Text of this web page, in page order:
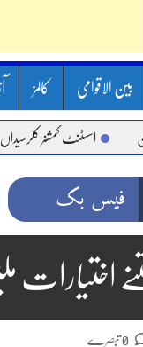
بین الاقوامی کالمز
اسسٹنٹ کمشنر کلرسیداں سیدہ
فیس بک